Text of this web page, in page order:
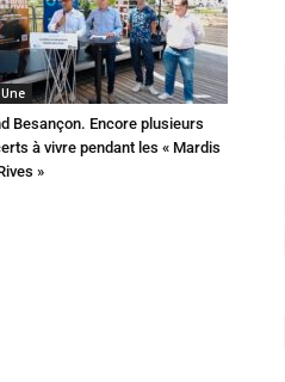
Besançon. Encore plusieurs
à vivre pendant les « Mardis
»